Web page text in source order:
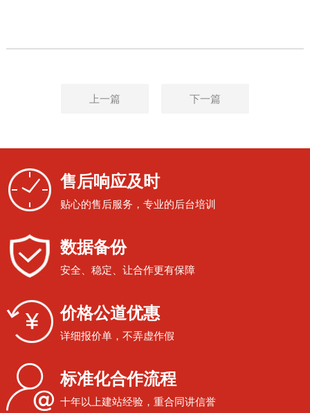
上一篇 下一篇
售后响应及时
贴心的售后服务，专业的后台培训
数据备份
安全、稳定、让合作更有保障
价格公道优惠
详细报价单，不弄虚作假
标准化合作流程
十年以上建站经验，重合同讲信誉